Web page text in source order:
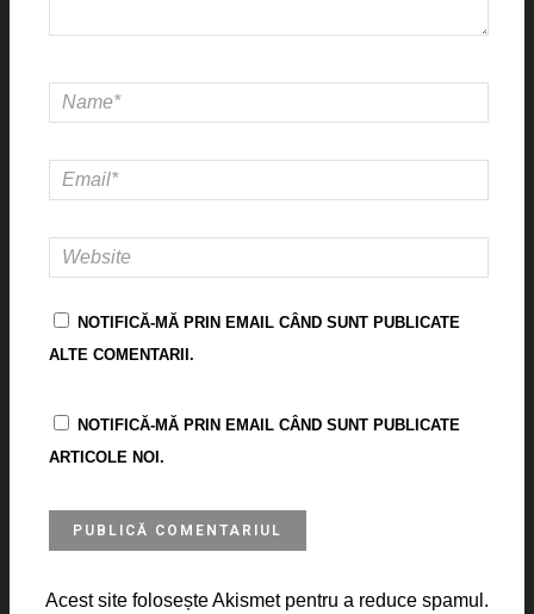
NOTIFICĂ-MĂ PRIN EMAIL CÂND SUNT PUBLICATE
ALTE COMENTARII.
NOTIFICĂ-MĂ PRIN EMAIL CÂND SUNT PUBLICATE
ARTICOLE NOI.
Acest site folosește Akismet pentru a reduce spamul.